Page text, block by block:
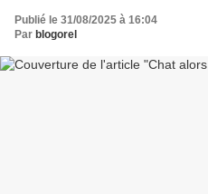
Publié le 31/08/2025 à 16:04
Par blogorel